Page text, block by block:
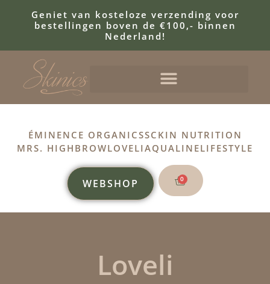
Geniet van kosteloze verzending voor
bestellingen boven de €100,- binnen
Nederland!
ÉMINENCE ORGANICSSCKIN NUTRITION
MRS. HIGHBROWLOVELIAQUALINELIFESTYLE
WEBSHOP 0
Loveli